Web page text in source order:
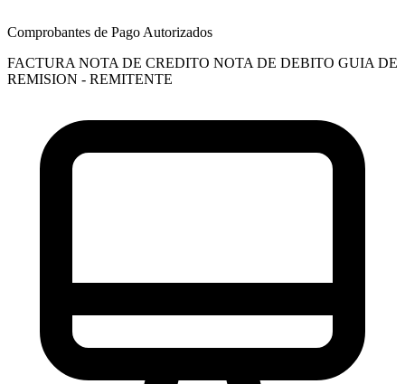
Comprobantes de Pago Autorizados
FACTURA NOTA DE CREDITO NOTA DE DEBITO GUIA DE
REMISION - REMITENTE